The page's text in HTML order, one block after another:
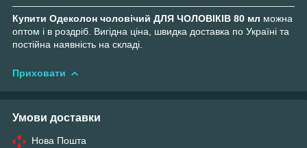
Купити Одеколон чоловічий ДЛЯ ЧОЛОВІКІВ 80 мл можна
оптом і в роздріб. Вигідна ціна, швидка доставка по Україні та
постійна наявність на складі.
Приховати
Умови доставки
Нова Пошта